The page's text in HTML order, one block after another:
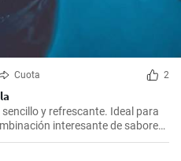
Cuota 2
y refrescante. Ideal para
interesante de sabores
disfrutan de bebidas